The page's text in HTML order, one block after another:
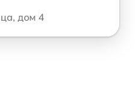
дом 4